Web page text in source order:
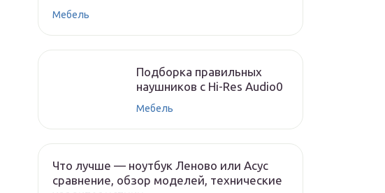
Мебель
Подборка правильных
наушников с Hi-Res Audio0
Мебель
Что лучше — ноутбук Леново или Асус
сравнение, обзор моделей, технические